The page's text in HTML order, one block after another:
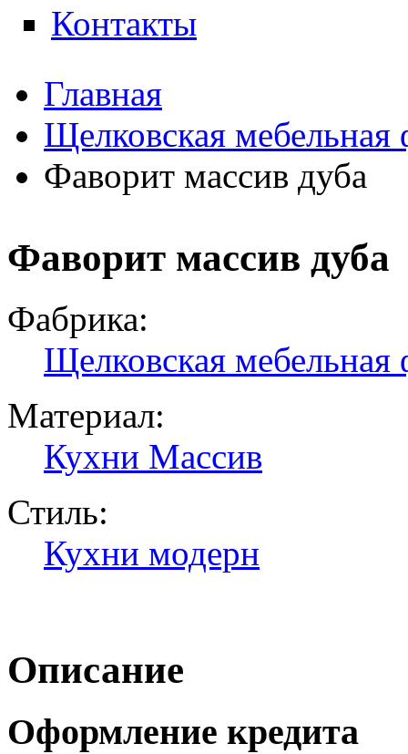
Контакты
Главная
Щелковская мебельная
Фаворит массив дуба
Фаворит массив дуба
Фабрика:
Щелковская мебельная
Материал:
Кухни Массив
Стиль:
Кухни модерн
Описание
Оформление кредита